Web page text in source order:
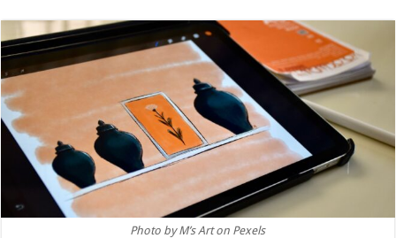
Photo by M’s Art on Pexels